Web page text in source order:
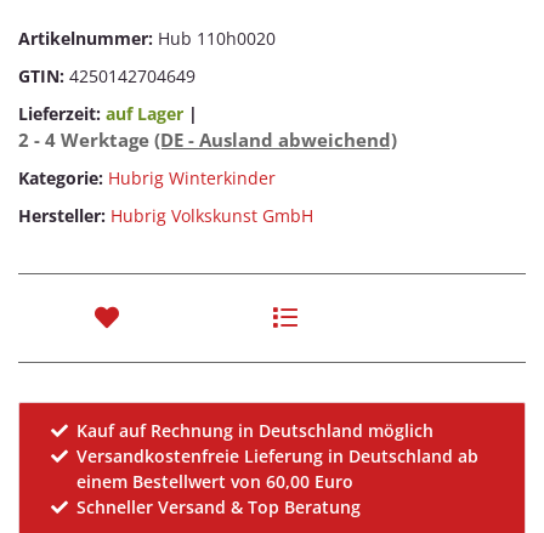
Artikelnummer: Hub 110h0020
GTIN: 4250142704649
Lieferzeit: auf Lager |
2 - 4 Werktage (DE - Ausland abweichend)
Kategorie: Hubrig Winterkinder
Hersteller: Hubrig Volkskunst GmbH
Kauf auf Rechnung in Deutschland möglich
Versandkostenfreie Lieferung in Deutschland ab
einem Bestellwert von 60,00 Euro
Schneller Versand & Top Beratung